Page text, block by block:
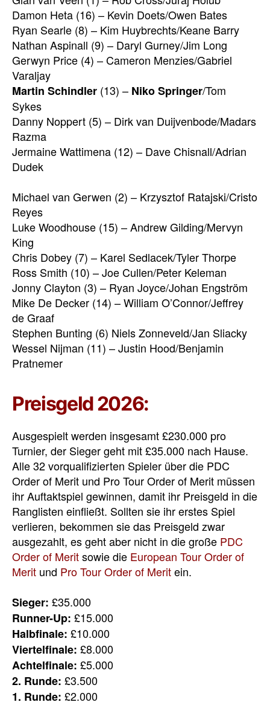
Damon Heta (16) – Kevin Doets/Owen Bates
Ryan Searle (8) – Kim Huybrechts/Keane Barry
Nathan Aspinall (9) – Daryl Gurney/Jim Long
Gerwyn Price (4) – Cameron Menzies/Gabriel
Varaljay
Martin Schindler (13) – Niko Springer/Tom
Sykes
Danny Noppert (5) – Dirk van Duijvenbode/Madars
Razma
Jermaine Wattimena (12) – Dave Chisnall/Adrian
Dudek
Michael van Gerwen (2) – Krzysztof Ratajski/Cristo
Reyes
Luke Woodhouse (15) – Andrew Gilding/Mervyn
King
Chris Dobey (7) – Karel Sedlacek/Tyler Thorpe
Ross Smith (10) – Joe Cullen/Peter Keleman
Jonny Clayton (3) – Ryan Joyce/Johan Engström
Mike De Decker (14) – William O’Connor/Jeffrey
de Graaf
Stephen Bunting (6) Niels Zonneveld/Jan Sliacky
Wessel Nijman (11) – Justin Hood/Benjamin
Pratnemer
Preisgeld 2026:
Ausgespielt werden insgesamt £230.000 pro
Turnier, der Sieger geht mit £35.000 nach Hause.
Alle 32 vorqualifizierten Spieler über die PDC
Order of Merit und Pro Tour Order of Merit müssen
ihr Auftaktspiel gewinnen, damit ihr Preisgeld in die
Ranglisten einfließt. Sollten sie ihr erstes Spiel
verlieren, bekommen sie das Preisgeld zwar
ausgezahlt, es geht aber nicht in diegroße PDC
Order of Meritsowie die European Tour Order of
Merit und Pro Tour Order of Meritein.
Sieger: £35.000
Runner-Up: £15.000
Halbfinale: £10.000
Viertelfinale: £8.000
Achtelfinale: £5.000
2. Runde: £3.500
1. Runde: £2.000